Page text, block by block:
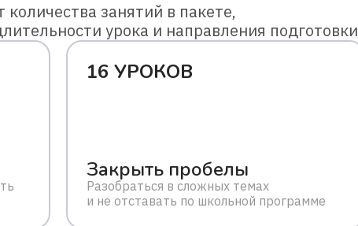
занятий в пакете,
урока и направления подготовки
16 УРОКОВ
Закрыть пробелы
Разобраться в сложных темах
и не отставать по школьной программе